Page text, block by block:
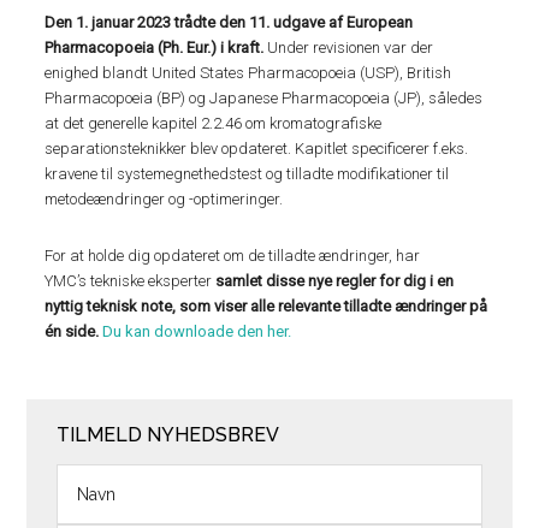
Den 1. januar 2023 trådte den 11. udgave af European
Pharmacopoeia (Ph. Eur.) i kraft. Under revisionen var der
enighed blandt United States Pharmacopoeia (USP), British
Pharmacopoeia (BP) og Japanese Pharmacopoeia (JP), således
at det generelle kapitel 2.2.46 om kromatografiske
separationsteknikker blev opdateret. Kapitlet specificerer f.eks.
kravene til systemegnethedstest og tilladte modifikationer til
metodeændringer og -optimeringer.
For at holde dig opdateret om de tilladte ændringer, har
YMC’s tekniske eksperter samlet disse nye regler for dig i en
nyttig teknisk note, som viser alle relevante tilladte ændringer på
én side.Du kan downloade den her.
TILMELD NYHEDSBREV